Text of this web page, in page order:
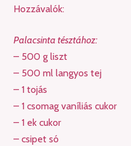
Hozzávalók:
Palacsinta tésztához:
– 500 g liszt
– 500 ml langyos tej
– 1 tojás
– 1 csomag vaníliás cukor
– 1 ek cukor
– csipet só